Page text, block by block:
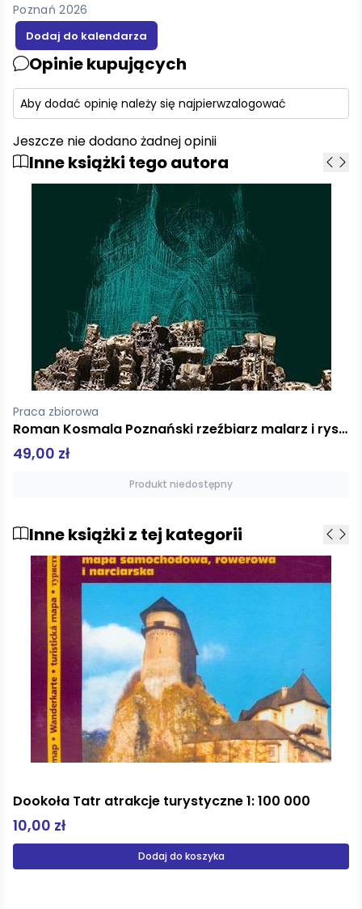
Poznań 2026
Opinie kupujących
Aby dodać opinię należy się najpierwzalogować
Jeszcze nie dodano żadnej opinii
Inne książki tego autora
Praca zbiorowa
Profesor Mojżesz Schorr Ostatni rabin Wielkiej Synagogi
70,00 zł
Produkt niedostępny
Inne książki z tej kategorii
Disco inferno
40,00 zł
Dodaj do koszyka